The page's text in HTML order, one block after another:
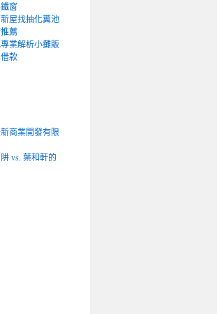
窗
屋找抽化糞池
薦
業解析小攤販
款
商業開發有限
vs. 葉和軒的